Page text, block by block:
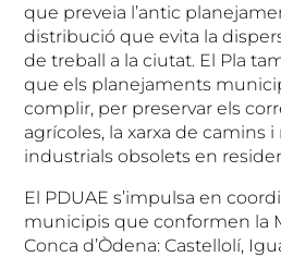
que preveia l’antic
distribució que evita la
de treball a la ciutat. El Pla
que els planejaments
complir, per preservar els
agrícoles, la xarxa de camins
industrials obsolets en
El PDUAE s’impulsa en
municipis que conformen la
Conca d’Òdena: Castellolí,